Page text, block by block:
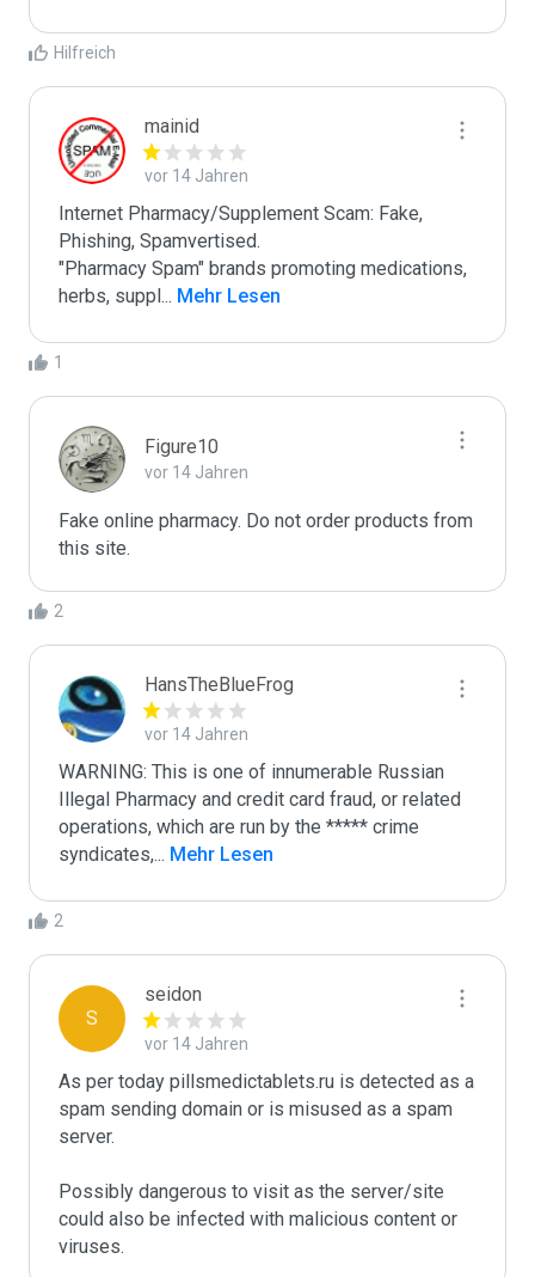
Hilfreich
mainid
vor 14 Jahren
Internet Pharmacy/Supplement Scam: Fake,
Phishing, Spamvertised.
"Pharmacy Spam" brands promoting medications,
herbs, suppl... Mehr Lesen
1
Figure10
vor 14 Jahren
Fake online pharmacy. Do not order products from
this site.
2
HansTheBlueFrog
vor 14 Jahren
WARNING: This is one of innumerable Russian
Illegal Pharmacy and credit card fraud, or related
operations, which are run by the ***** crime
syndicates,... Mehr Lesen
2
S
seidon
vor 14 Jahren
As per today pillsmedictablets.ru is detected as a
spam sending domain or is misused as a spam
server.
Possibly dangerous to visit as the server/site
could also be infected with malicious content or